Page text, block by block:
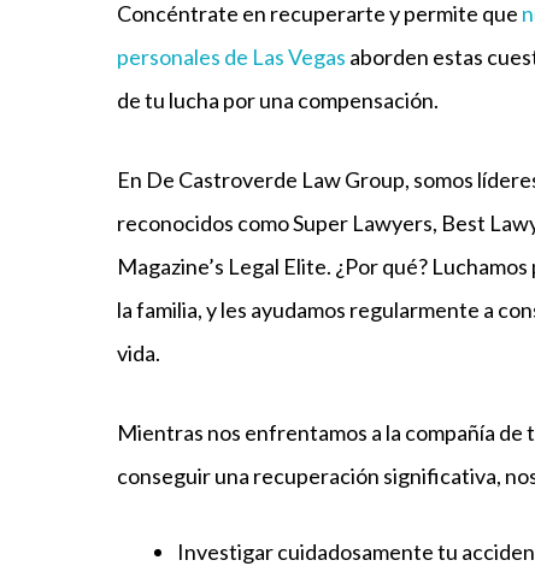
Concéntrate en recuperarte y permite que
personales de Las Vegas aborden estas
de tu lucha por una compensación.
En De Castroverde Law Group, somos
reconocidos como Super Lawyers, Best
Magazine’s Legal Elite. ¿Por qué?
la familia, y les ayudamos regularmente a
vida.
Mientras nos enfrentamos a la compañía de
conseguir una recuperación significativa,
Investigar cuidadosamente tu